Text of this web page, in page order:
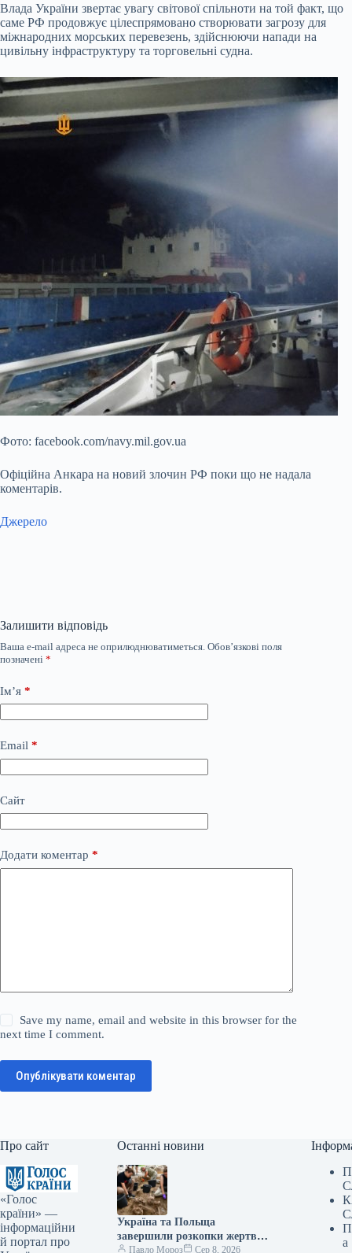
Влада України звертає увагу світової спільноти на той факт, що
саме РФ продовжує цілеспрямовано створювати загрозу для
міжнародних морських перевезень, здійснюючи напади на
цивільну інфраструктуру та торговельні судна.
Фото: facebook.com/navy.mil.gov.ua
Офіційна Анкара на новий злочин РФ поки що не надала
коментарів.
Джерело
Залишити відповідь
Ваша e-mail адреса не оприлюднюватиметься. Обов’язкові поля
позначені *
Ім’я *
Email *
Сайт
Додати коментар *
Save my name, email and website in this browser for the
next time I comment.
Опублікувати коментар
Про сайт
«Голос
країни» —
інформаційни
й портал про
Останні новини
Україна та Польща
завершили розкопки жертв
Волинської трагедії у двох
Павло Мороз Сер 8, 2026
а